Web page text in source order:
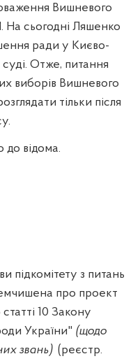
Вишневого
На сьогодні Ляшенко
ради у Києво-
Отже, питання
виборів Вишневого
тільки після
до відома.
підкомітету з питань
про проект
10 Закону
України" (щодо
звань) (реєстр.